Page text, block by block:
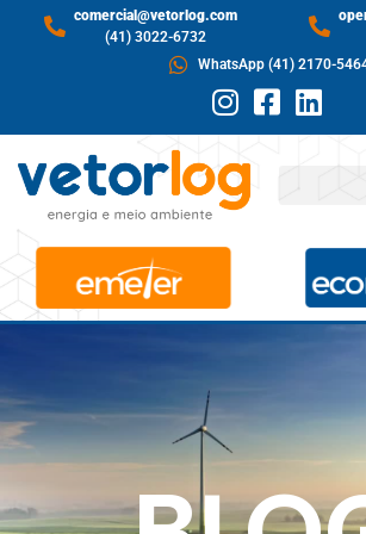
comercial@vetorlog.com
(41) 3022-6732
WhatsApp (41) 2170-